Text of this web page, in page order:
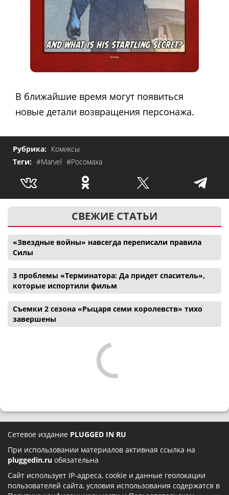
В ближайшие время могут появиться
новые детали возвращения персонажа.
Рубрика: Комиксы
Теги: #Marvel #Росомаха
СВЕЖИЕ СТАТЬИ
«Звездные войны» навсегда переписали правила
Силы
3 проблемы «Терминатора: Да придет спаситель»,
которые испортили фильм
Съемки 2 сезона «Рыцаря семи королевств» тихо
завершены
Сетевое издание PLUGGED IN RU
При использовании материалов активная ссылка на
pluggedin.ru обязательна
Сайт использует IP-адреса, cookie и данные геолокации
пользователей сайта, условия использования содержатся в